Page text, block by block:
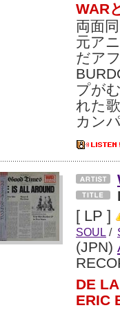
WAR
両面
元ア
だア
プが
れた
カン
[ LP ]
SOUL /
(JPN)
DE
ERIC